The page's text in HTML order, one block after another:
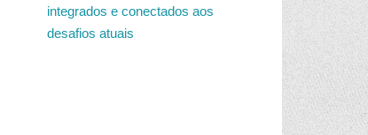
integrados e conectados aos
desafios atuais